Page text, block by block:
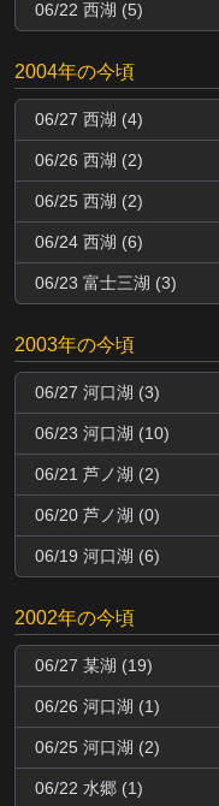
06/22 西湖 (5)
2004年の今頃
06/27 西湖 (4)
06/26 西湖 (2)
06/25 西湖 (2)
06/24 西湖 (6)
06/23 富士三湖 (3)
2003年の今頃
06/27 河口湖 (3)
06/23 河口湖 (10)
06/21 芦ノ湖 (2)
06/20 芦ノ湖 (0)
06/19 河口湖 (6)
2002年の今頃
06/27 某湖 (19)
06/26 河口湖 (1)
06/25 河口湖 (2)
06/22 水郷 (1)